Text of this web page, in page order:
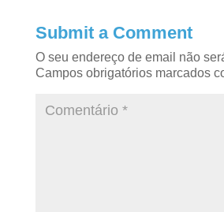
Submit a Comment
O seu endereço de email não
Campos obrigatórios marcados